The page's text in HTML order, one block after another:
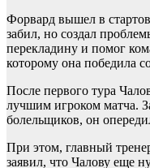
Форвард вышел в
забил, но создал
перекладину и помог
которому она победила
После первого тура
лучшим игроком матча.
болельщиков, он
При этом, главный
заявил, что Чалову еще